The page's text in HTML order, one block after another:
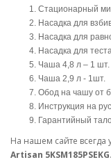
Стационарный
Насадка для
Насадка для
Насадка для
Чаша 4,8 л – 1 шт.
Чаша 2,9 л - 1шт.
Обод на чашу от
Инструкция на
Гарантийный
На нашем сайте всегда
Artisan 5KSM185PSEKG